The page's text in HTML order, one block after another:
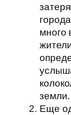
много
земли.
Еще